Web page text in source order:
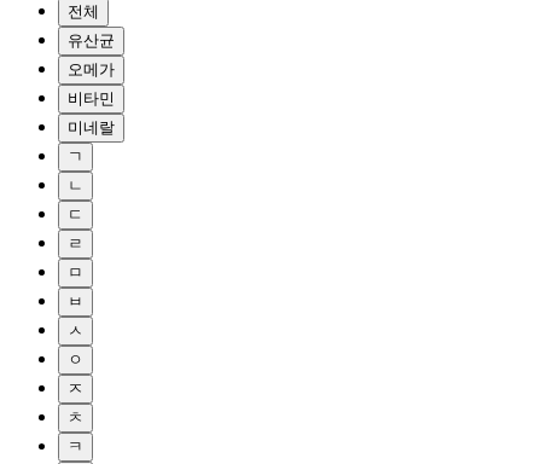
전체
유산균
오메가
비타민
미네랄
ㄱ
ㄴ
ㄷ
ㄹ
ㅁ
ㅂ
ㅅ
ㅇ
ㅈ
ㅊ
ㅋ